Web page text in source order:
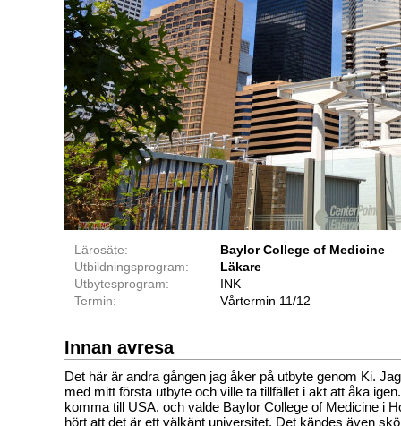
Lärosäte:
Baylor College of Medicine
Utbildningsprogram:
Läkare
Utbytesprogram:
INK
Termin:
Vårtermin 11/12
Innan avresa
Det här är andra gången jag åker på utbyte genom Ki.
med mitt första utbyte och ville ta tillfället i akt att åka
komma till USA, och valde Baylor College of Medicine i
hört att det är ett välkänt universitet. Det kändes även